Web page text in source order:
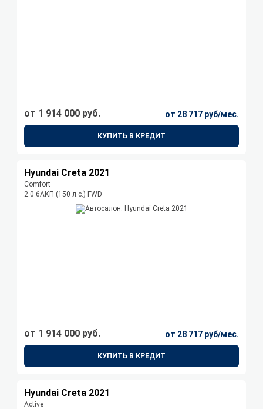
от 1 914 000 руб. от 28 717 руб/мес.
КУПИТЬ В КРЕДИТ
Hyundai Creta 2021
Comfort
2.0 6AКП (150 л.с.) FWD
от 1 914 000 руб. от 28 717 руб/мес.
КУПИТЬ В КРЕДИТ
Hyundai Creta 2021
Active